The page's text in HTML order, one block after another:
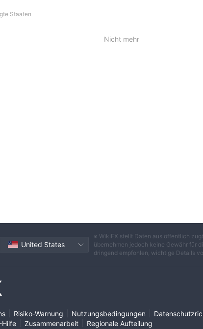
Staaten
Nicht mehr
United States
※ WikiFX stellt Daten aus öffentlich
übernehmen jedoch keine Gewähr für
dringend empfohlen, wichtige Details
Risiko-Warnung Nutzungsbedingungen
Hilfe Zusammenarbeit Regionale Aufteilung